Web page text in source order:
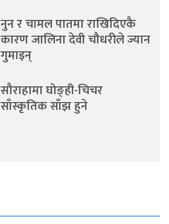
नुन र चामल पातमा राखिदिएकै
कारण जालिना देवी चौधरीले ज्यान
गुमाइन्
सौराहामा घोङ्ही-चिचर
साँस्कृतिक साँझ हुने